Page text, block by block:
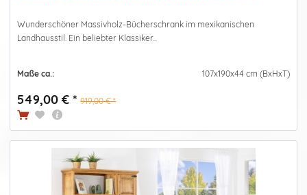
Wunderschöner Massivholz-Bücherschrank im mexikanischen
Landhausstil. Ein beliebter Klassiker...
Maße ca.: 107x190x44 cm (BxHxT)
549,00 € * 919,00 € *